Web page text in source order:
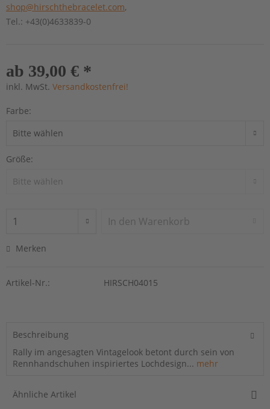
shop@hirschthebracelet.com,
Tel.: +43(0)4633839-0
ab 39,00 € *
inkl. MwSt. Versandkostenfrei!
Farbe:
Größe:
In den Warenkorb
Merken
Artikel-Nr.: HIRSCH04015
Beschreibung
Rally im angesagten Vintagelook betont durch sein von
Rennhandschuhen inspiriertes Lochdesign... mehr
Ähnliche Artikel